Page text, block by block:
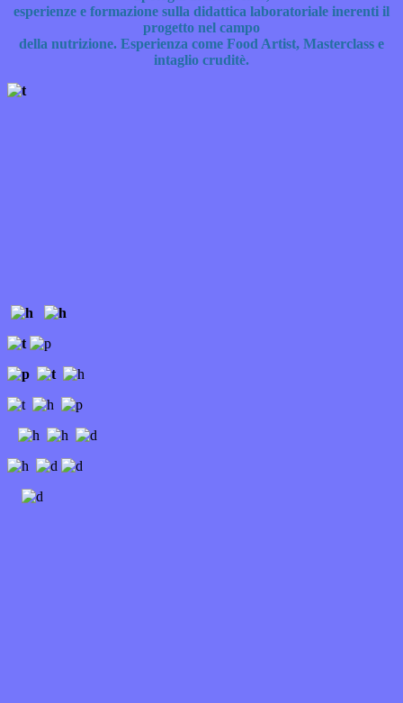
esperienze e formazione sulla didattica laboratoriale inerenti il
progetto nel campo
della nutrizione. Esperienza come Food Artist, Masterclass e
intaglio cruditè.